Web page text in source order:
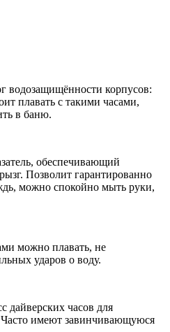
водозащищённости корпусов:
плавать с такими часами,
в баню.
обеспечивающий
Позволит гарантированно
можно спокойно мыть руки,
можно плавать, не
ударов о воду.
дайверских часов для
имеют завинчивающуюся